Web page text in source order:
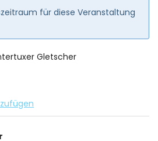
für diese Veranstaltung
Gletscher